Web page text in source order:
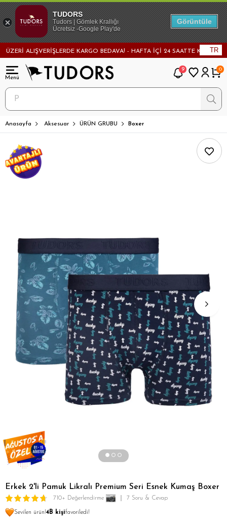
ALIŞVERİŞLERDE KARGO BEDAVA! - HAFTA İÇİ 24 SAATTE KARGODA! -
TR
9 0
Anasayfa Aksesuar ÜRÜN GRUBU Boxer
Erkek 2'li Pamuk Likralı Premium Seri Esnek Kumaş Boxer
710+ Değerlendirme 7 Soru & Cevap
Sevilen ürün!4B kişifavoriledi!
TUDORS
Tudors | Gömlek Krallığı
Ücretsiz -Google Play'de
Görüntüle